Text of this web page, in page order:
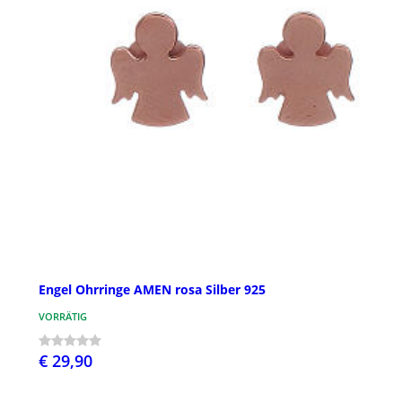
Engel Ohrringe AMEN rosa Silber 925
VORRÄTIG
€ 29,90